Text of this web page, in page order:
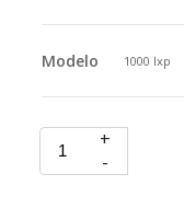
SUPER
Modelo 1000 Ixp
+
-